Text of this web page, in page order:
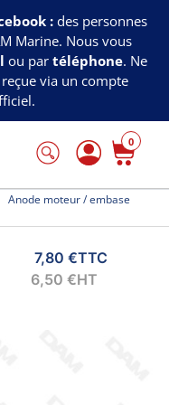
: des personnes
Marine. Nous vous
ou par téléphone. Ne
via un compte
0
Anode moteur / embase
7,80 €TTC
6,50 €HT